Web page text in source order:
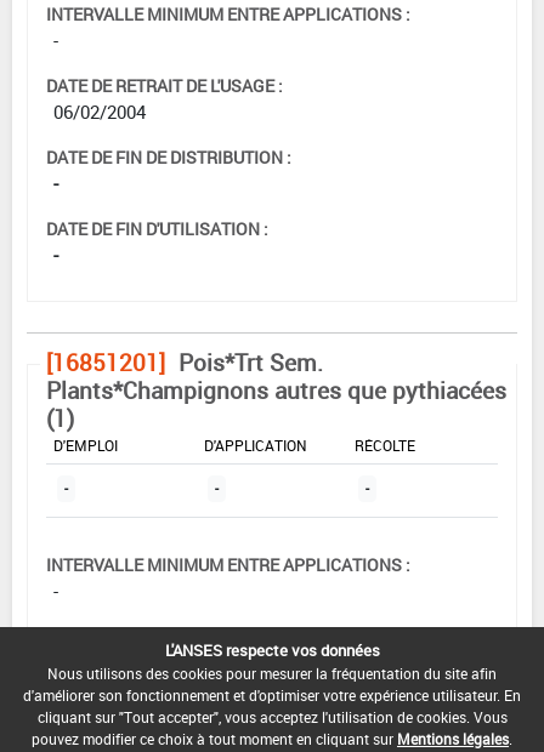
INTERVALLE MINIMUM ENTRE APPLICATIONS :
-
DATE DE RETRAIT DE L'USAGE :
06/02/2004
DATE DE FIN DE DISTRIBUTION :
-
DATE DE FIN D'UTILISATION :
-
[16851201] Pois*Trt Sem.
Plants*Champignons autres que pythiacées
(1)DOSE MAX
D'EMPLOI
D'APPLICATION
RÉCOLTE
- - -
INTERVALLE MINIMUM ENTRE APPLICATIONS :
-
06/02/2004
DATE DE FIN DE DISTRIBUTION :
-
L'ANSES respecte vos données
Nous utilisons des cookies pour mesurer la fréquentation du site afin
d'améliorer son fonctionnement et d'optimiser votre expérience utilisateur. En
cliquant sur "Tout accepter", vous acceptez l'utilisation de cookies. Vous
pouvez modifier ce choix à tout moment en cliquant sur Mentions légales